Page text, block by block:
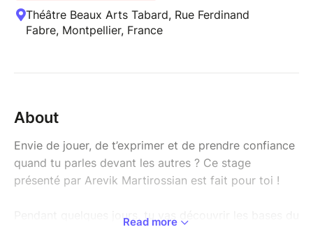
Théâtre Beaux Arts Tabard, Rue Ferdinand
Fabre, Montpellier, France
About
Envie de jouer, de t’exprimer et de prendre confiance
quand tu parles devant les autres ? Ce stage
présenté par Arevik Martirossian est fait pour toi !
Pendant quelques jours, tu vas découvrir les bases du
Read more